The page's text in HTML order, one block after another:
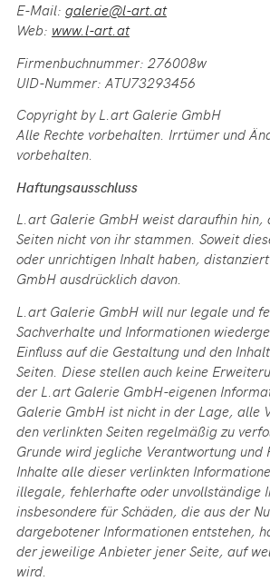
E-Mail: galerie@l-art.at
Web: www.l-art.at
Firmenbuchnummer: 276008w
UID-Nummer: ATU73293456
Copyright by L.art Galerie GmbH
Alle Rechte vorbehalten. Irrtümer und
vorbehalten.
Haftungsausschluss
L.art Galerie GmbH weist daraufhin hin,
Seiten nicht von ihr stammen. Soweit
oder unrichtigen Inhalt haben,
GmbH ausdrücklich davon.
L.art Galerie GmbH will nur legale und
Sachverhalte und Informationen
Einfluss auf die Gestaltung und den
Seiten. Diese stellen auch keine
der L.art Galerie GmbH-eigenen
Galerie GmbH ist nicht in der Lage, alle
den verlinkten Seiten regelmäßig zu
Grunde wird jegliche Verantwortung und
Inhalte alle dieser verlinkten
illegale, fehlerhafte oder unvollständige
insbesondere für Schäden, die aus der
dargebotener Informationen entstehen,
der jeweilige Anbieter jener Seite, auf
wird.